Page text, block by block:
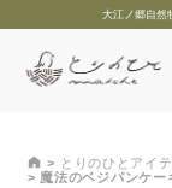
大江ノ郷自然
とりのひとアイ
魔法のベジパンケー